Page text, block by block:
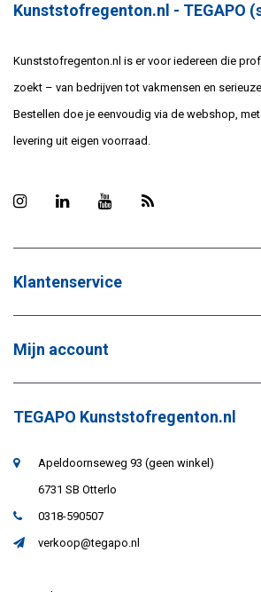
Kunststofregenton.nl - TEGAPO
Kunststofregenton.nl is er voor iedereen die
zoekt – van bedrijven tot vakmensen en
Bestellen doe je eenvoudig via de webshop,
levering uit eigen voorraad.
Klantenservice
Mijn account
TEGAPO Kunststofregenton.nl
Apeldoornseweg 93 (geen winkel)
6731 SB Otterlo
0318-590507
verkoop@tegapo.nl